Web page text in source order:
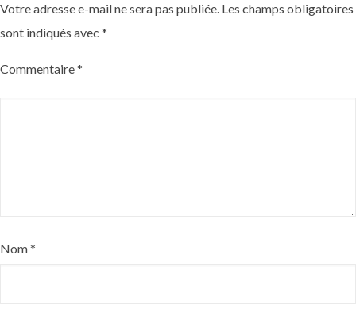
Votre adresse e-mail ne sera pas publiée. Les champs obligatoires
sont indiqués avec *
Commentaire*
Nom*